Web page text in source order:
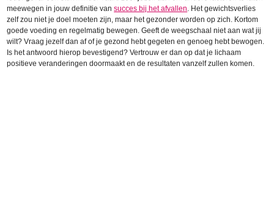
meewegen in jouw definitie vansucces bij het afvallen. Het gewichtsverlies
zelf zou niet je doel moeten zijn, maar het gezonder worden op zich. Kortom
goede voeding en regelmatig bewegen. Geeft de weegschaal niet aan wat jij
wilt? Vraag jezelf dan af of je gezond hebt gegeten en genoeg hebt bewogen.
Is het antwoord hierop bevestigend? Vertrouw er dan op dat je lichaam
positieve veranderingen doormaakt en de resultaten vanzelf zullen komen.